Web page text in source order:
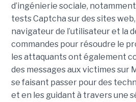
d’ingénierie sociale,
tests Captcha sur des sites
navigateur de l’utilisateur et la
commandes pour résoudre le
les attaquants ont également
des messages aux victimes sur
se faisant passer pour des
et en les guidant à travers une